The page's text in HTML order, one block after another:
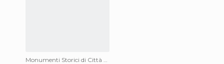
Monumenti Storici di Città del Guatemala